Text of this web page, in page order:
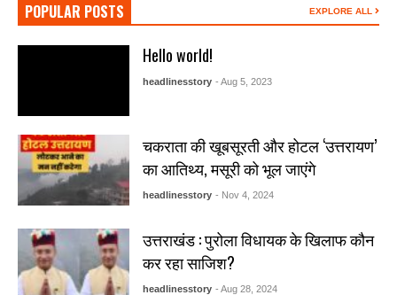
POPULAR POSTS EXPLORE ALL
Hello world!
headlinesstory - Aug 5, 2023
चकराता की खूबसूरती और होटल ‘उत्तरायण’
का आतिथ्य, मसूरी को भूल जाएंगे
headlinesstory - Nov 4, 2024
उत्तराखंड : पुरोला विधायक के खिलाफ कौन
कर रहा साजिश?
headlinesstory - Aug 28, 2024